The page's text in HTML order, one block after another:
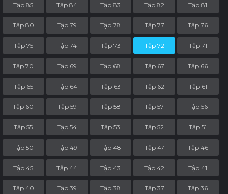
Tập 85 Tập 84 Tập 83 Tập 82 Tập 81
Tập 80 Tập 79 Tập 78 Tập 77 Tập 76
Tập 75 Tập 74 Tập 73 Tập 72 Tập 71
Tập 70 Tập 69 Tập 68 Tập 67 Tập 66
Tập 65 Tập 64 Tập 63 Tập 62 Tập 61
Tập 60 Tập 59 Tập 58 Tập 57 Tập 56
Tập 55 Tập 54 Tập 53 Tập 52 Tập 51
Tập 50 Tập 49 Tập 48 Tập 47 Tập 46
Tập 45 Tập 44 Tập 43 Tập 42 Tập 41
Tập 40 Tập 39 Tập 38 Tập 37 Tập 36